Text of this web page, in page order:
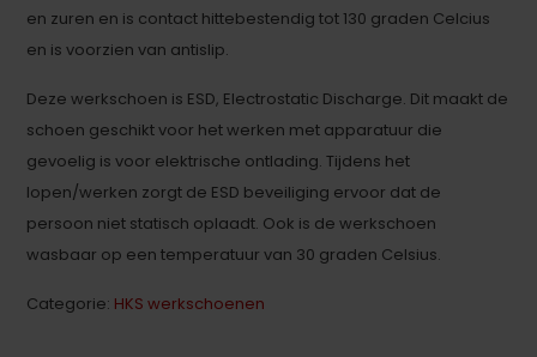
en zuren en is contact hittebestendig tot 130 graden Celcius
en is voorzien van antislip.
Deze werkschoen is ESD, Electrostatic Discharge. Dit maakt de
schoen geschikt voor het werken met apparatuur die
gevoelig is voor elektrische ontlading. Tijdens het
lopen/werken zorgt de ESD beveiliging ervoor dat de
persoon niet statisch oplaadt. Ook is de werkschoen
wasbaar op een temperatuur van 30 graden Celsius.
Categorie: HKS werkschoenen